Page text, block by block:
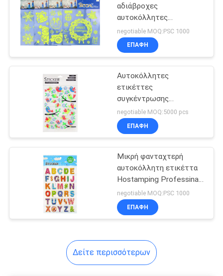
αδιάβροχες
αυτοκόλλητες
ετικέττες για την
πράσινη πυράκτωση
παιδιών στο σκοτάδι
negotiable MOQ:PSC 1000
ΕΠΑΦΉ
Αυτοκόλλητες
ετικέττες
συγκέντρωσης
συνήθειας που
τυπώνουν τη
διακοσμητική
δώρων νέου υπηρεσιών
negotiable MOQ:5000 pcs
ΕΠΑΦΉ
Μικρή φανταχτερή
αυτοκόλλητη ετικέττα
Hostamping Professinal
αλφάβητου παιδιών που
προσαρμόζεται
negotiable MOQ:PSC 1000
ΕΠΑΦΉ
Δείτε περισσότερων